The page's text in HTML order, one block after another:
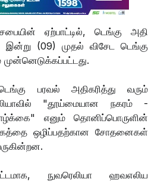
ஏற்பாட்டில், டெங்கு அதி
(09) முதல் விசேட டெங்கு
முன்னெடுக்கப்பட்டது.
பரவல் அதிகரித்து வரும்
"தூய்மையான நகரம் -
எனும் தொனிப்பொருளின்
ஒழிப்பதற்கான சோதனைகள்
நுவரெலியா ஹவஎலிய